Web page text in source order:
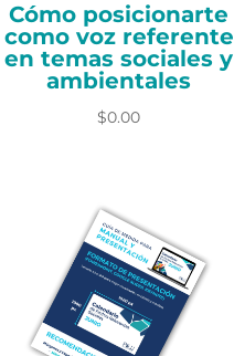
Cómo posicionarte
como voz referente
en temas sociales y
ambientales
$0.00